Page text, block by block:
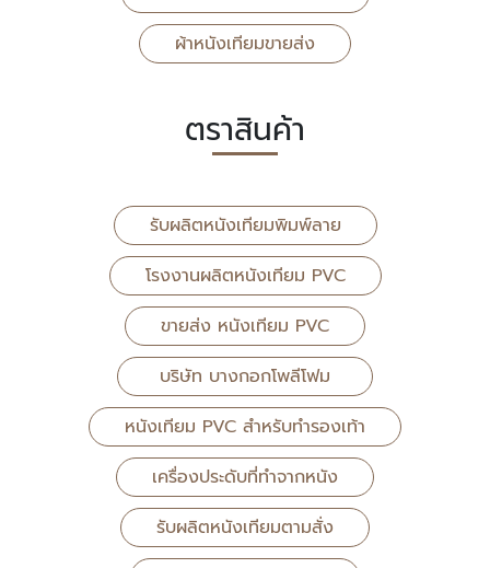
ผ้าหนังเทียมขายส่ง
ตราสินค้า
รับผลิตหนังเทียมพิมพ์ลาย
โรงงานผลิตหนังเทียม PVC
ขายส่ง หนังเทียม PVC
บริษัท บางกอกโพลีโฟม
หนังเทียม PVC สำหรับทำรองเท้า
เครื่องประดับที่ทำจากหนัง
รับผลิตหนังเทียมตามสั่ง